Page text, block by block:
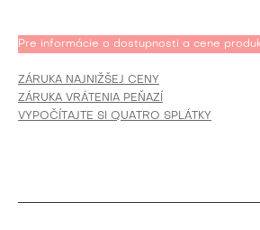
Pre informácie o dostupnosti a cene
ZÁRUKA NAJNIŽŠEJ CENY
ZÁRUKA VRÁTENIA PEŇAZÍ
VYPOČÍTAJTE SI QUATRO SPLÁTKY